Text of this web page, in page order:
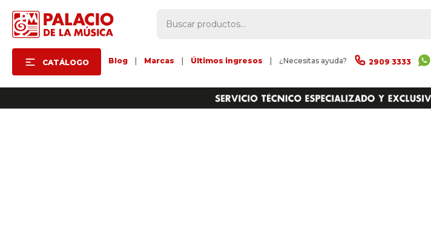
CATÁLOGO Blog Marcas Últimos ingresos ¿Necesitas ayuda? 2909 3333